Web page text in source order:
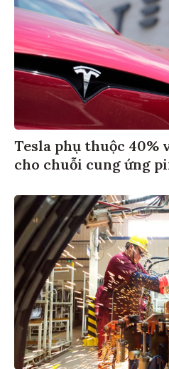
Tesla phụ thuộc 40%
cho chuỗi cung ứng